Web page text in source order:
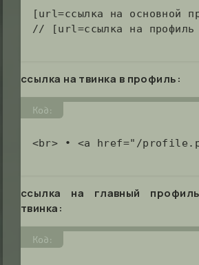
[url=ссылка на основной
// [url=ссылка на профиль
ссылка на твинка в профиль:
Код:
<br> • <a href="/
ссылка на главный
твинка:
Код: